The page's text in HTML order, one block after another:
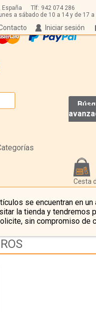
España Tlf: 942 074 286
a sábado de 10 a 14 y de 17 a
Iniciar sesión
Cesta
se encuentran en un
la tienda y tendremos
sin compromiso de